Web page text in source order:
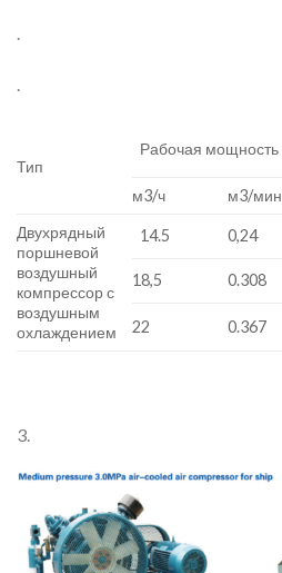
.
.
Тип
Рабочая мощность
м3/ч м3/мин
Двухрядный
поршневой
воздушный
компрессор с
воздушным
охлаждением
14.5 0,24
18,5 0.308
22 0.367
3.